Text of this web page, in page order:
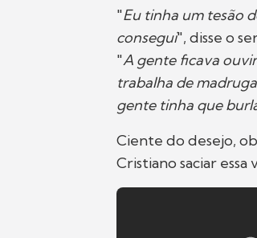
"Eu tinha um tesão
consegui", disse o
"A gente ficava
trabalha de
gente tinha que
Ciente do desejo,
Cristiano saciar essa